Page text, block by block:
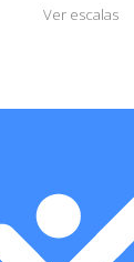
Ver escalas